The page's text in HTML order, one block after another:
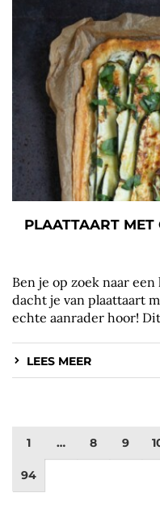
PLAATTAART MET
Ben je op zoek naar
dacht je van plaattaart
echte aanrader hoor!
LEES MEER
1 … 8 9
94